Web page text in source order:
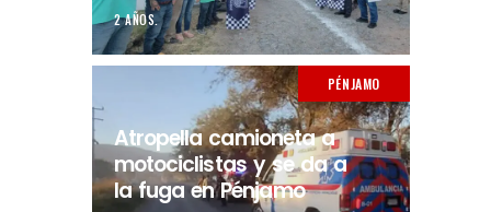
2 AÑOS.
PÉNJAMO
Atropella camioneta a
motociclistas y se da a
la fuga en Pénjamo